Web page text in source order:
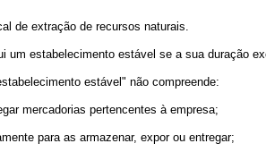
extração de recursos naturais.
estabelecimento estável se a sua duração
estável" não compreende:
mercadorias pertencentes à empresa;
para as armazenar, expor ou entregar;